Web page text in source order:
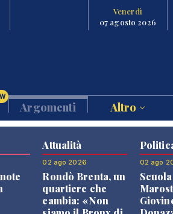
Venerdì
07 agosto 2026
Argomenti Altro
Attualità
02 ago 2026
Rondò Brenta, un
quartiere che
cambia: «Non
02 ago